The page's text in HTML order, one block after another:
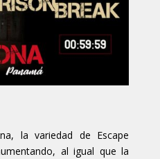
la variedad de Escape
al igual que la